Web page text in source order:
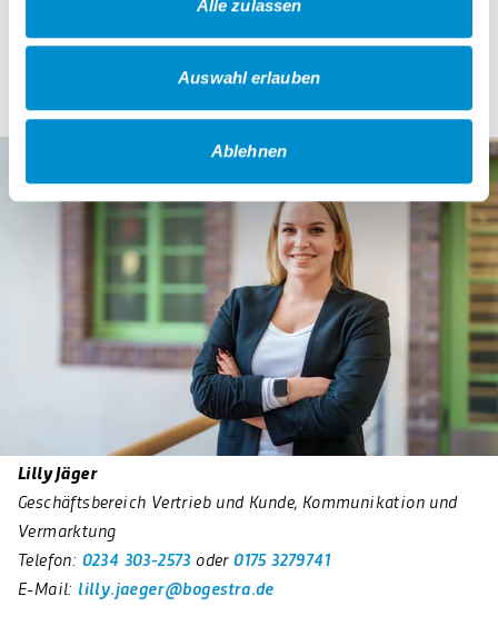
Alle zulassen
Auswahl erlauben
Ablehnen
E-Mail:stephan.sawadda@bogestra.de
Lilly Jäger
Geschäftsbereich Vertrieb und Kunde, Kommunikation und
Vermarktung
Telefon: 0234 303-2573 oder0175 3279741
E-Mail: lilly.jaeger@bogestra.de